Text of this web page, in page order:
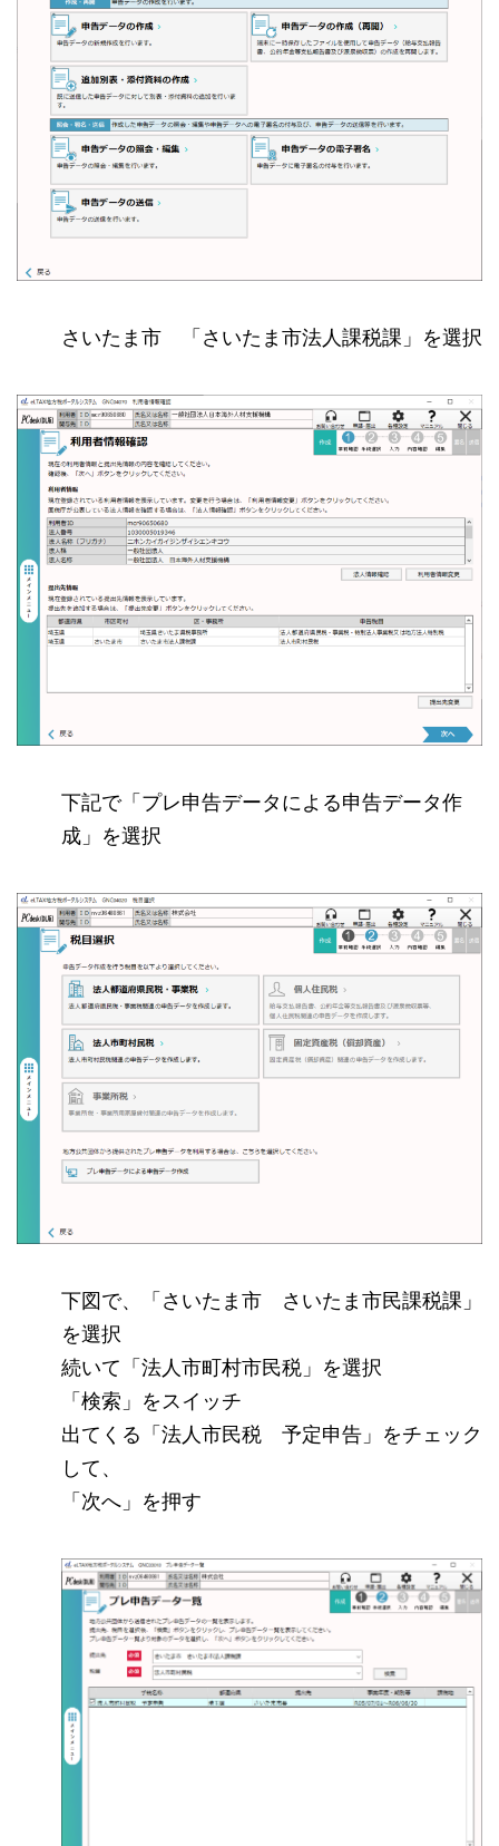
さいたま市 「さいたま市法人課税課」を選択
下記で「プレ申告データによる申告データ作
成」を選択
下図で、「さいたま市 さいたま市民課税課」
を選択
続いて「法人市町村市民税」を選択
「検索」をスイッチ
出てくる「法人市民税 予定申告」をチェック
して、
「次へ」を押す